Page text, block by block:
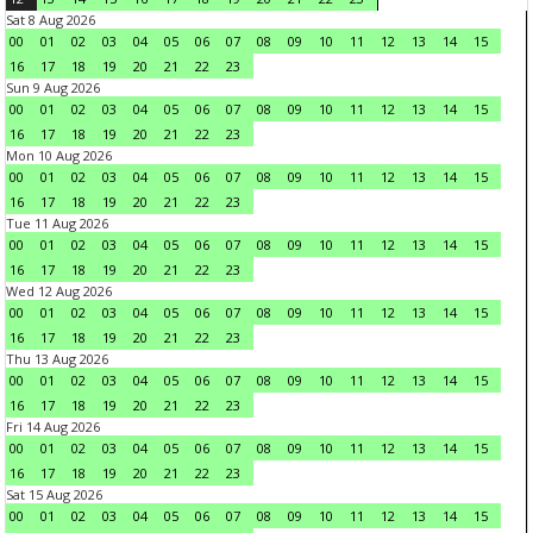
Sat 8 Aug 2026
00
01 02 03 04 05 06 07 08 09 10 11 12 13 14
15
16
17 18 19 20 21 22
23
Sun 9 Aug 2026
00
01 02 03 04 05 06 07 08 09 10 11 12 13 14
15
16
17 18 19 20 21 22
23
Mon 10 Aug 2026
00
01 02 03 04 05 06 07 08 09 10 11 12 13 14
15
16
17 18 19 20 21 22
23
Tue 11 Aug 2026
00
01 02 03 04 05 06 07 08 09 10 11 12 13 14
15
16
17 18 19 20 21 22
23
Wed 12 Aug 2026
00
01 02 03 04 05 06 07 08 09 10 11 12 13 14
15
16
17 18 19 20 21 22
23
Thu 13 Aug 2026
00
01 02 03 04 05 06 07 08 09 10 11 12 13 14
15
16
17 18 19 20 21 22
23
Fri 14 Aug 2026
00
01 02 03 04 05 06 07 08 09 10 11 12 13 14
15
16
17 18 19 20 21 22
23
Sat 15 Aug 2026
00
01 02 03 04 05 06 07 08 09 10 11 12 13 14
15